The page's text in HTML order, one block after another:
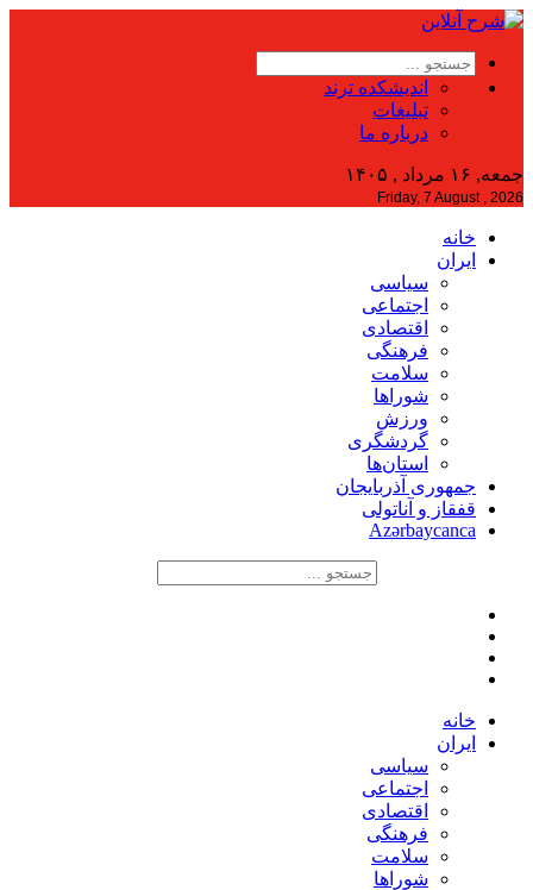
اندیشکده ترند
تبلیغات
درباره ما
جمعه, ۱۶ مرداد , ۱۴۰۵
Friday, 7 August , 2026
خانه
ایران
سیاسی
اجتماعی
اقتصادی
فرهنگی
سلامت
شوراها
ورزش
گردشگری
استان‌ها
جمهوری آذربایجان
قفقاز و آناتولی
Azərbaycanca
خانه
ایران
سیاسی
اجتماعی
اقتصادی
فرهنگی
سلامت
شوراها